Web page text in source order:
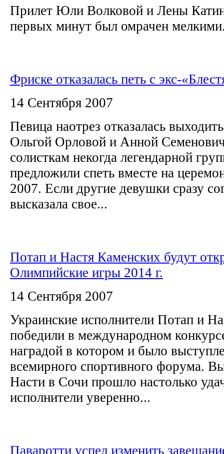
Прилет Юли Волковой и Лены
первых минут был омрачен
Фриске отказалась петь с экс-
14 Сентября 2007
Певица наотрез отказалась
Ольгой Орловой и Анной
солисткам некогда легендарной
предложили спеть вместе на
2007. Если другие девушки сразу
высказала свое...
Потап и Настя Каменских будут
Олимпийские игры 2014 г.
14 Сентября 2007
Украинские исполнители Потап и
победили в международном
наградой в котором и было
всемирного спортивного форума.
Насти в Сочи прошло настолько
исполнители уверенно...
Паваротти успел изменить